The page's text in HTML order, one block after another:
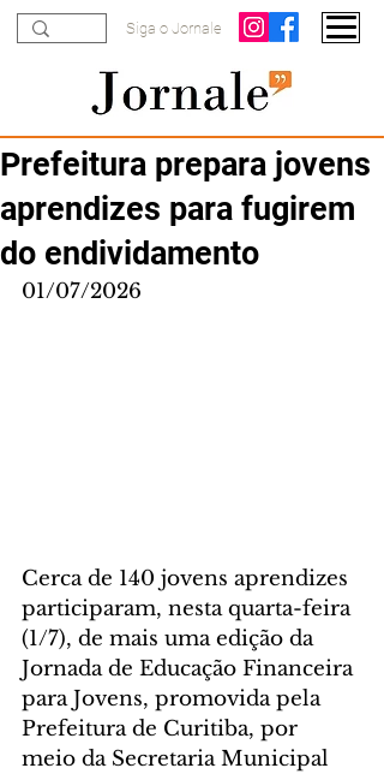
Siga o Jornale
Prefeitura prepara jovens
aprendizes para fugirem
do endividamento
01/07/2026
Cerca de 140 jovens aprendizes
participaram, nesta quarta-feira
(1/7), de mais uma edição da
Jornada de Educação Financeira
para Jovens, promovida pela
Prefeitura de Curitiba, por
meio da Secretaria Municipal